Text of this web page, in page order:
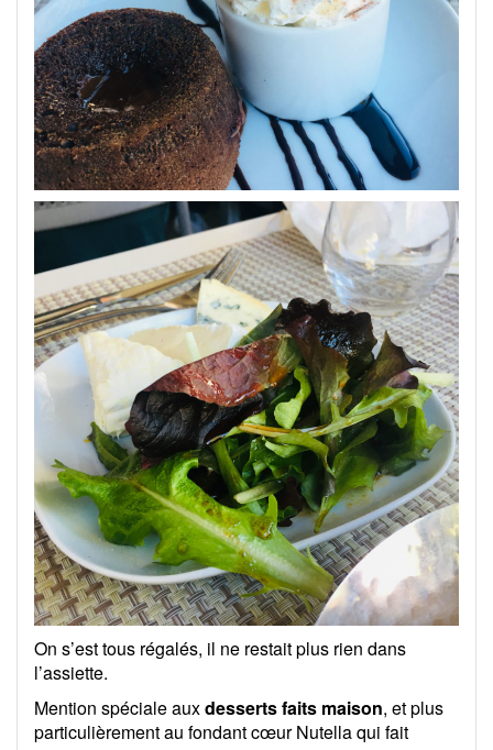
On s’est tous régalés, il ne restait plus rien dans
l’assiette.
Mention spéciale auxdesserts faits maison, et plus
particulièrement au fondant cœur Nutella qui fait